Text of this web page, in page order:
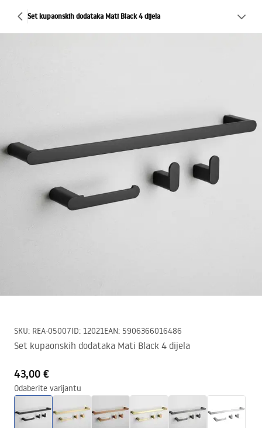
Set kupaonskih dodataka Mati Black 4 dijela
SKU: REA-05007ID: 12021EAN: 5906366016486
Set kupaonskih dodataka Mati Black 4 dijela
43,00 €
Odaberite varijantu